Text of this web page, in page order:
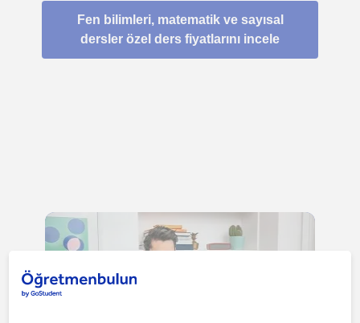
Fen bilimleri, matematik ve sayısal
dersler özel ders fiyatlarını incele